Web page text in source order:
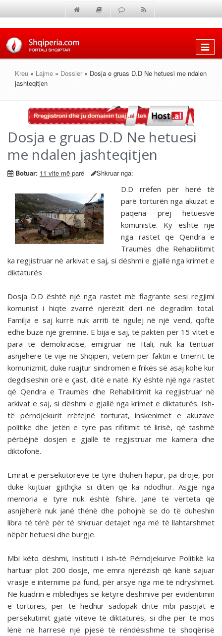
Shfaq
Kreu » Lajme » Dossier » Dosja e gruas D.D Ne hetuesi me ndalen
jashteqitjen
Dosja e gruas D.D Ne hetuesi
me ndalen jashteqitjen
Botuar: 11 vite më parë Shkruar nga:
D.D rrëfen për herë të
parë torturën nga akuzat e
paqena prej hetuesve
komunistë. Ky është një
nga rastet që Qendra e
Traumës dhe Rehabilitimit
ka regjistruar në arkivat e saj, si dëshmi e gjallë nga krimet e
diktaturës
Dosja D.D është një nga rastet më flagrante sesi regjimi
komunist i hiqte zvarrë njerëzit deri në degradim total.
Familja e saj kurrë nuk arriti të ngulej në një vend, qoftë
edhe buzë një gremine. E bija e saj, të paktën për 15 vitet e
para të demokracisë, emigruar në Itali, nuk ka tentuar
asnjëherë të vijë në Shqipëri, vetëm për faktin e tmerrit të
komunizmit, duke ruajtur sindromën e frikës së asaj kohe kur
degdiseshin orë e çast, ditë e natë. Ky është një nga rastet
që Qendra e Traumës dhe Rehabilitimit ka regjistruar në
arkivat e saj, si dëshmi e gjallë nga krimet e diktaturës. Ish-
të përndjekurit rrëfejnë torturat, inskenimet e akuzave
politike dhe jetën e tyre pas rifitimit të lirisë, që tashmë
përbëjnë dosjen e gjallë të regjistruar me kamera dhe
diktofonë.
Emrat e persekutorëve të tyre thuhen hapur, pa drojë, por
duke kujtuar gjithçka si ditën që ka ndodhur. Asgjë nga
memoria e tyre nuk është fshirë. Janë të vërteta që
asnjëherë nuk janë thënë dhe pohojnë se do të duheshin
libra të tërë për të shkruar detajet nga më të llahtarshmet
nëpër hetuesi dhe burgje.
Mbi këto dëshmi, Instituti i ish-të Përndjekurve Politikë ka
hartuar plot 200 dosje, me emra njerëzish që kanë sajuar
vrasje e internime pa fund, për arsye nga më të ndryshmet.
Në kuadrin e mbledhjes së këtyre dëshmive për evidentimin
e torturës, për të hedhur sadopak dritë mbi pasojat e
persekutimit gjatë viteve të diktaturës, si dhe për të mos
lënë në harresë një pjesë të rëndësishme të shoqërisë